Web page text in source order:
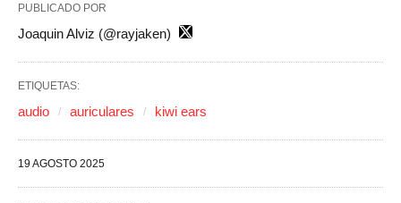
PUBLICADO POR
Joaquin Alviz (@rayjaken)
ETIQUETAS:
audio auriculares kiwi ears
19 AGOSTO 2025